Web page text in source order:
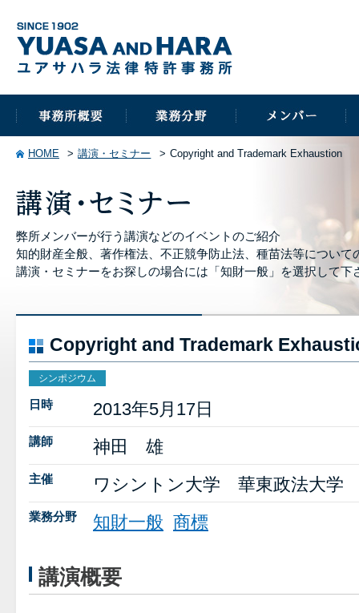
HOME 講演・セミナー Copyright and Trademark Exhaustion
弊所メンバーが行う講演などのイベントのご紹介
知的財産全般、著作権法、不正競争防止法、種苗法等について
講演・セミナーをお探しの場合には「知財一般」を選択して下
Copyright and Trademark
シンポジウム
日時 2013年5月17日
講師 神田 雄
主催 ワシントン大学 華東政法大学
業務分野 知財一般 商標
講演概要